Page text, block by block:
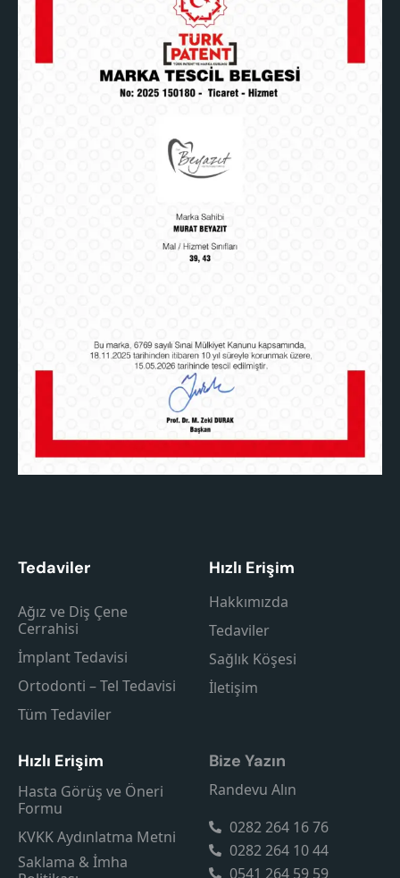
Tedaviler
Ağız ve Diş Çene
Cerrahisi
İmplant Tedavisi
Ortodonti – Tel Tedavisi
Tüm Tedaviler
Hızlı Erişim
Hakkımızda
Tedaviler
Sağlık Köşesi
İletişim
Hızlı Erişim
Hasta Görüş ve Öneri
Formu
KVKK Aydınlatma Metni
Saklama & İmha
Bize Yazın
Randevu Alın
0282 264 16 76
0282 264 10 44
0541 264 59 59